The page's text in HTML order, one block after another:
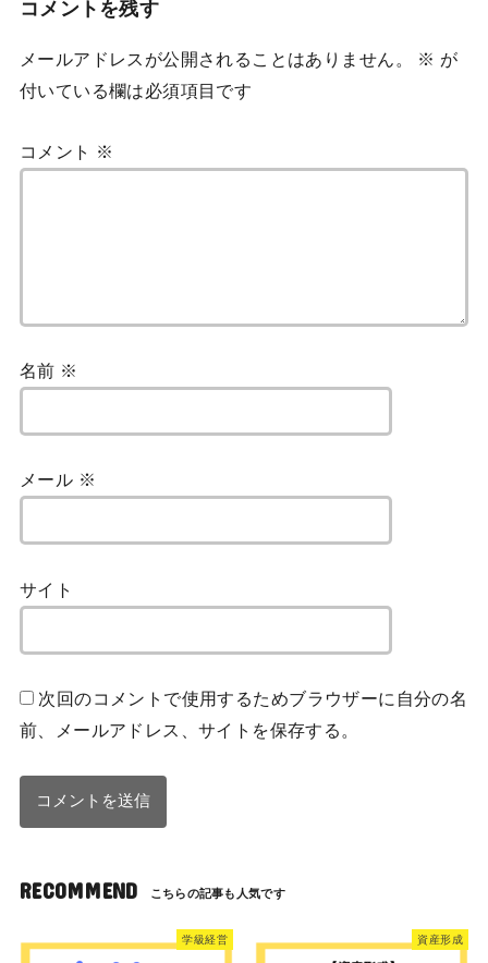
コメントを残す
メールアドレスが公開されることはありません。 ※ が
付いている欄は必須項目です
コメント ※
名前 ※
メール ※
サイト
次回のコメントで使用するためブラウザーに自分の名
前、メールアドレス、サイトを保存する。
RECOMMEND
学級経営 資産形成